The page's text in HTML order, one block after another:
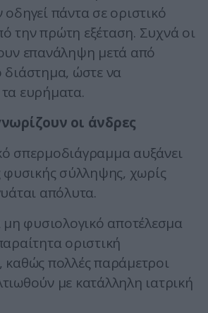
πάντα σε οριστικό
την πρώτη εξέταση. Συχνά οι
επανάληψη μετά από
διάστημα, ώστε να
ευρήματα.
οι άνδρες
σπερμοδιάγραμμα αυξάνει
φυσικής σύλληψης, χωρίς
απόλυτα.
μη φυσιολογικό αποτέλεσμα
οριστική
καθώς πολλές παράμετροι
με κατάλληλη ιατρική